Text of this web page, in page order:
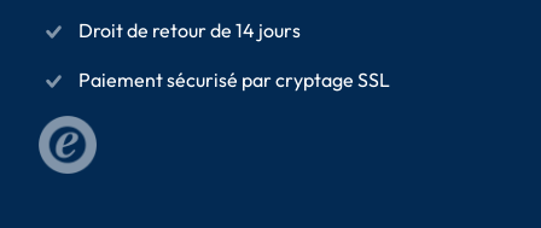
Droit de retour de 14 jours
Paiement sécurisé par cryptage SSL